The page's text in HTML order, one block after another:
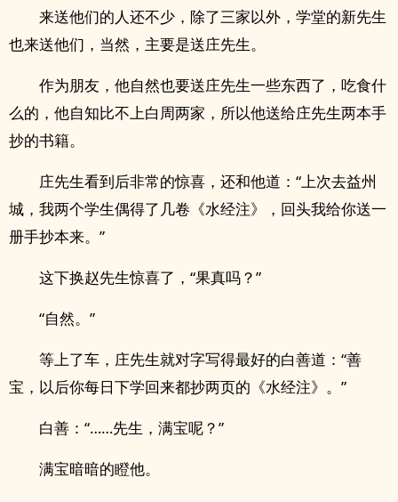
来送他们的人还不少，除了三家以外，学堂的新先生
也来送他们，当然，主要是送庄先生。
作为朋友，他自然也要送庄先生一些东西了，吃食什
么的，他自知比不上白周两家，所以他送给庄先生两本手
抄的书籍。
庄先生看到后非常的惊喜，还和他道：“上次去益州
城，我两个学生偶得了几卷《水经注》，回头我给你送一
册手抄本来。”
这下换赵先生惊喜了，“果真吗？”
“自然。”
等上了车，庄先生就对字写得最好的白善道：“善
宝，以后你每日下学回来都抄两页的《水经注》。”
白善：“……先生，满宝呢？”
满宝暗暗的瞪他。